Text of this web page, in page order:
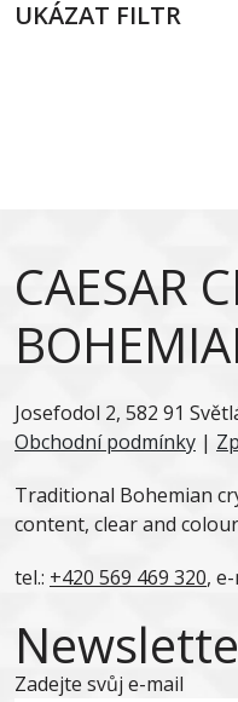
UKÁZAT FILTR
CAESAR
Josefodol 2, 582 91
Obchodní podmínky |
Traditional Bohemian
content, clear and
tel.: +420 569 469 320,
Zadejte svůj e-mail